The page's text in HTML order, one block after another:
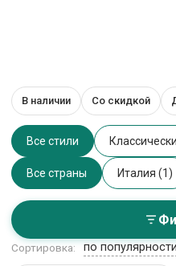
Техника —
Главная>Каталог товаров >
2 товаров
В наличии Со скидкой
Все стили
Все страны Италия (1)
Сортировка: по популярности